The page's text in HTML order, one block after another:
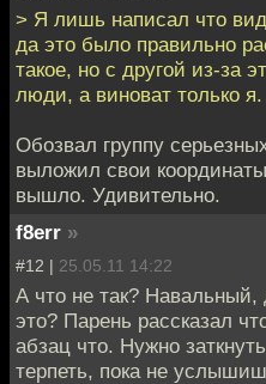
> Я лишь написал что
да это было правильно
такое, но с другой из-за
люди, а виноват только я.
Обозвал группу
выложил свои
вышло. Удивительно.
f8err »
#12 | 25.05.11 14:22
А что не так?
это? Парень рассказал
абзац что. Нужно
терпеть, пока не